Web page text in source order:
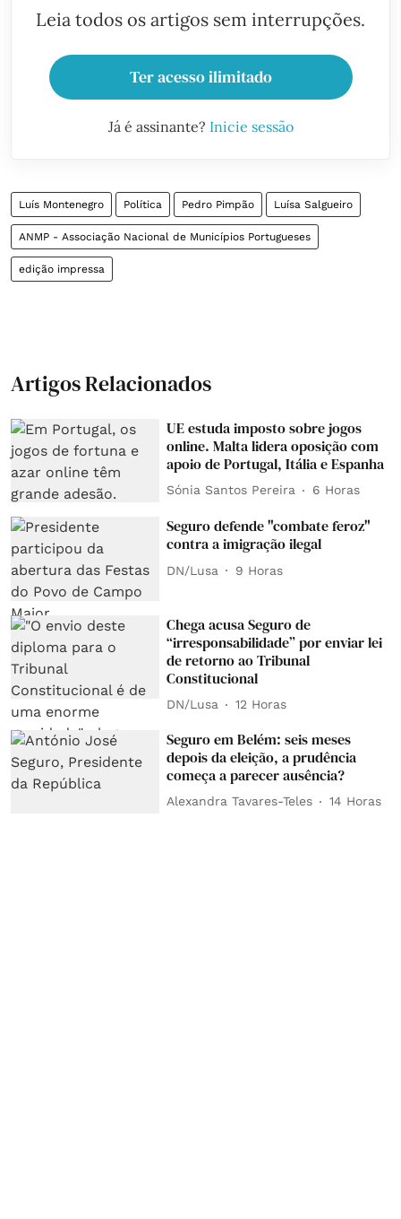
Leia todos os artigos sem interrupções.
Ter acesso ilimitado
Já é assinante? Inicie sessão
Luís Montenegro Política Pedro Pimpão Luísa Salgueiro
ANMP - Associação Nacional de Municípios Portugueses
edição impressa
Artigos Relacionados
UE estuda imposto sobre jogos
online. Malta lidera oposição com
apoio de Portugal, Itália e Espanha
Sónia Santos Pereira 6 Horas
Seguro defende "combate feroz"
contra a imigração ilegal
DN/Lusa 9 Horas
Chega acusa Seguro de
“irresponsabilidade” por enviar lei
de retorno ao Tribunal
Constitucional
DN/Lusa 12 Horas
Seguro em Belém: seis meses
depois da eleição, a prudência
começa a parecer ausência?
Alexandra Tavares-Teles 14 Horas